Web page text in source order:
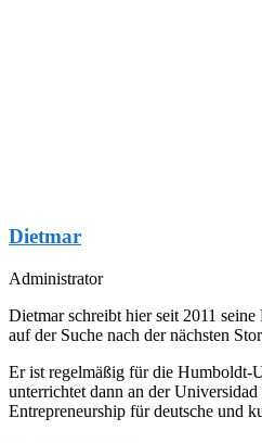
Dietmar
Administrator
Dietmar schreibt hier seit 2011
auf der Suche nach der nächsten
Er ist regelmäßig für die Humboldt-
unterrichtet dann an der Universidad
Entrepreneurship für deutsche und